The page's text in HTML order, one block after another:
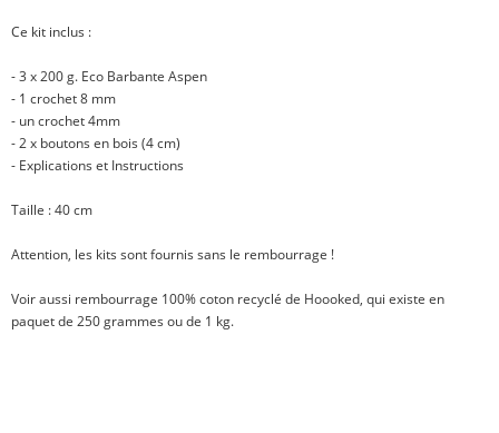
Ce kit inclus :
- 3 x 200 g. Eco Barbante Aspen
- 1 crochet 8 mm
- un crochet 4mm
- 2 x boutons en bois (4 cm)
- Explications et Instructions
Taille : 40 cm
Attention, les kits sont fournis sans le rembourrage !
Voir aussi rembourrage 100% coton recyclé de Hoooked, qui existe en
paquet de 250 grammes oude 1 kg.